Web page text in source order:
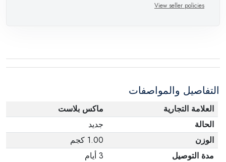
عبوته الأصلية. لاحظ أنه لا يمكن إرجاع المنتجات
وفي عبواتها الأصلية.
View seller policies
التفاصيل والمواصفات
العلامة التجارية
ماكس بلاست
الحالة
جديد
الوزن
1.00 كجم
مدة التوصيل
3 أيام